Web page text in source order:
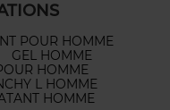
POUR HOMME
GEL HOMME
HOMME
L HOMME
HOMME